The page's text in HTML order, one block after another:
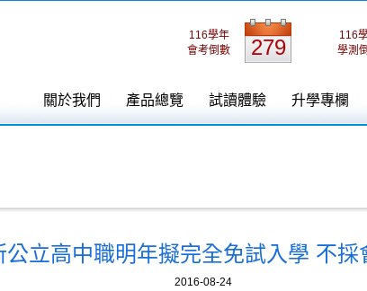
關於我們 產品總覽 試讀體驗 升學專欄
116學年
會考倒數
279
116
學測
公立高中職明年擬完全免試入學 不採
2016-08-24